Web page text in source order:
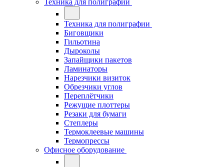
Техника для полиграфии
Техника для полиграфии
Биговщики
Гильотина
Дыроколы
Запайщики пакетов
Ламинаторы
Нарезчики визиток
Обрезчики углов
Переплётчики
Режущие плоттеры
Резаки для бумаги
Степлеры
Термоклеевые машины
Термопрессы
Офисное оборудование